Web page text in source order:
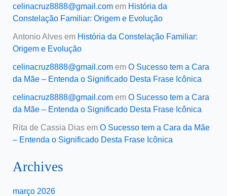
celinacruz8888@gmail.comem História da
Constelação Familiar: Origem e Evolução
Antonio Alvesem História da Constelação Familiar:
Origem e Evolução
celinacruz8888@gmail.comem O Sucesso tem a Cara
da Mãe – Entenda o Significado Desta Frase Icônica
celinacruz8888@gmail.comem O Sucesso tem a Cara
da Mãe – Entenda o Significado Desta Frase Icônica
Rita de Cassia Diasem O Sucesso tem a Cara da Mãe
– Entenda o Significado Desta Frase Icônica
Archives
março 2026